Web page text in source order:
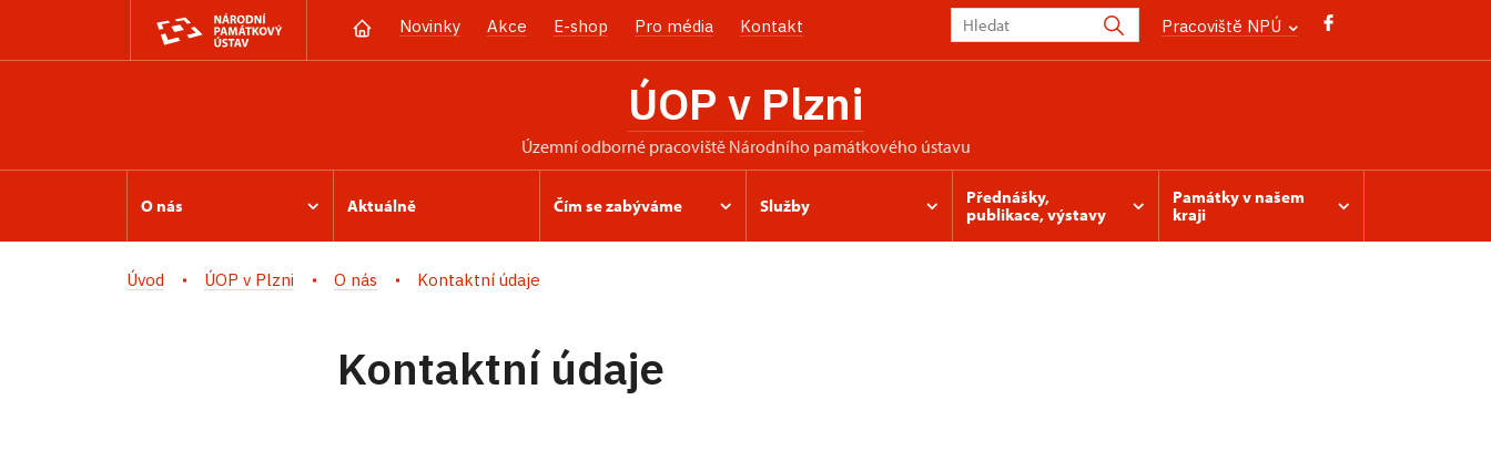
Novinky Akce E-shop Pro média Kontakt Pracoviště NPÚ
ÚOP v Plzni
územní odborné pracoviště Národního památkového ústavu
O nás Aktuálně Čím se zabýváme Služby
Přednášky,
publikace, výstavy
Památky v našem
kraji
Úvod ÚOP v Plzni O nás Kontaktní údaje
Kontaktní údaje